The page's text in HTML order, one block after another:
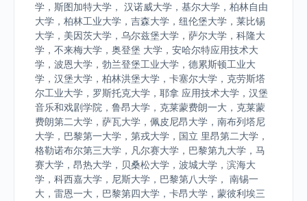
学，斯图加特大学， 汉诺威大学，基尔大学，柏林自由
大学，柏林工业大学，吉森大学，纽伦堡大学，莱比锡
大学，美因茨大学，乌尔兹堡大学，萨尔大学，科隆大
学，不来梅大学，奥登堡 大学，安哈尔特应用技术大
学，波恩大学，勃兰登堡工业大学，德累斯顿工业大
学，汉堡大学，柏林洪堡大学，卡塞尔大学，克劳斯塔
尔工业大学，罗斯托克大学，耶拿 应用技术大学，汉堡
音乐和戏剧学院，鲁昂大学，克莱蒙费朗一大，克莱蒙
费朗第二大学，萨瓦大学，佩皮尼昂大学，南布列塔尼
大学，巴黎第一大学，第戎大学，国立 里昂第二大学，
格勒诺布尔第三大学，凡尔赛大学，巴黎第九大学，马
赛大学，昂热大学，贝桑松大学，波城大学，滨海大
学，科西嘉大学，尼斯大学，巴黎第八大学， 南锡一
大，雷恩一大，巴黎第四大学，卡昂大学，蒙彼利埃三